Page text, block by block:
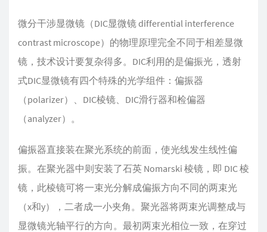
微分干涉显微镜（DIC显微镜 differential interference
contrast microscope）的物理原理完全不同于相差显微
镜，技术设计要复杂得多。DIC利用的是偏振光，透射
式DIC显微镜有四个特殊的光学组件：偏振器
（polarizer）、DIC棱镜、DIC滑行器和检偏器
（analyzer）。
偏振器直接装在聚光系统的前面，使光线发生线性偏
振。在聚光器中则安装了石英 Nomarski 棱镜，即 DIC 棱
镜，此棱镜可将一束光分解成偏振方向不同的两束光
（x和y），二者成一小夹角。聚光器将两束光调整成与
显微镜光轴平行的方向。最初两束光相位一致，在穿过